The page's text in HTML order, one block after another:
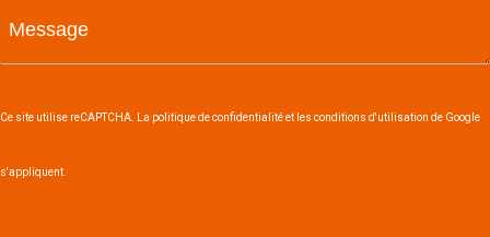
Ce site utilise reCAPTCHA. La politique de confidentialité et les conditions d'utilisation de Google
s'appliquent.